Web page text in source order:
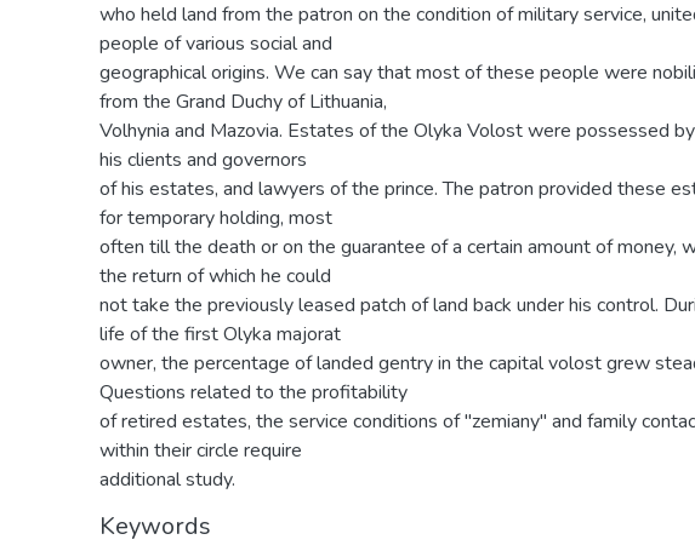
who held land from the patron on the condition of military service,
people of various social and
geographical origins. We can say that most of these people were
from the Grand Duchy of Lithuania,
Volhynia and Mazovia. Estates of the Olyka Volost were possessed
his clients and governors
of his estates, and lawyers of the prince. The patron provided these
for temporary holding, most
often till the death or on the guarantee of a certain amount of money,
the return of which he could
not take the previously leased patch of land back under his control.
life of the first Olyka majorat
owner, the percentage of landed gentry in the capital volost grew
Questions related to the profitability
of retired estates, the service conditions of "zemiany" and family
within their circle require
additional study.
Keywords